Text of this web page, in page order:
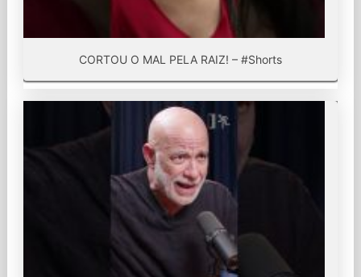
CORTOU O MAL PELA RAIZ! – #Shorts